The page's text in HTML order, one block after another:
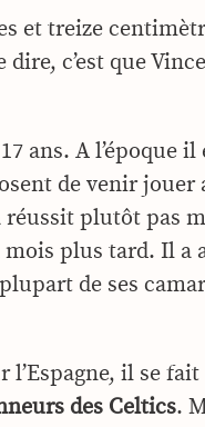
et treize
dire, c’est que
ans. A l’époque il
de venir jouer
plutôt pas
plus tard. Il a
de ses
il se fait
des Celtics.